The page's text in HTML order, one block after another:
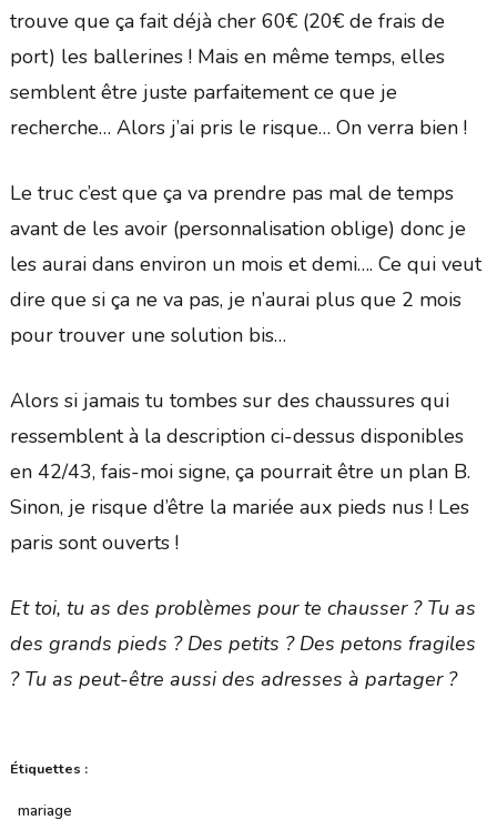
trouve que ça fait déjà cher 60€ (20€ de frais de
port) les ballerines ! Mais en même temps, elles
semblent être juste parfaitement ce que je
recherche… Alors j’ai pris le risque… On verra bien !
Le truc c’est que ça va prendre pas mal de temps
avant de les avoir (personnalisation oblige) donc je
les aurai dans environ un mois et demi…. Ce qui veut
dire que si ça ne va pas, je n’aurai plus que 2 mois
pour trouver une solution bis…
Alors si jamais tu tombes sur des chaussures qui
ressemblent à la description ci-dessus disponibles
en 42/43, fais-moi signe, ça pourrait être un plan B.
Sinon, je risque d’être la mariée aux pieds nus ! Les
paris sont ouverts !
Et toi, tu as des problèmes pour te chausser ? Tu as
des grands pieds ? Des petits ? Des petons fragiles
? Tu as peut-être aussi des adresses à partager ?
Étiquettes :
mariage